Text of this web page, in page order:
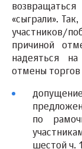
«сыграли».
причиной
надеяться
отмены торгов
по
шестой ч.